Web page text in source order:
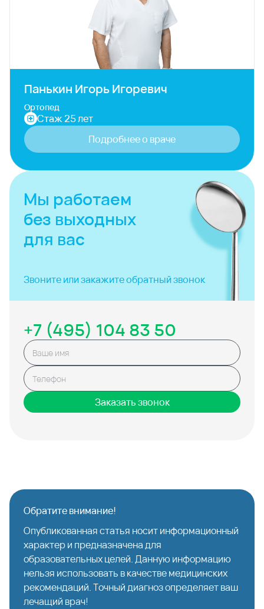
Панькин Игорь Игоревич
Ортопед
Стаж 25 лет
Подробнее о враче
Мы работаем
без выходных
для вас
Звоните или закажитеобратный звонок
+7 (495) 104 83 50
Заказать звонок
Обратите внимание!
Опубликованная статья носит информационный
характер и предназначена для
образовательных целей. Данную информацию
нельзя использовать в качестве медицинских
рекомендаций. Точный диагноз определяет ваш
лечащий врач!